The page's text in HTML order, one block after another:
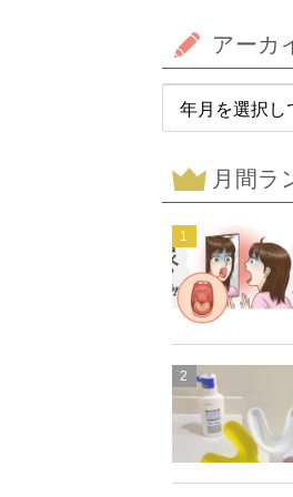
アーカ
月間ラ
1
2